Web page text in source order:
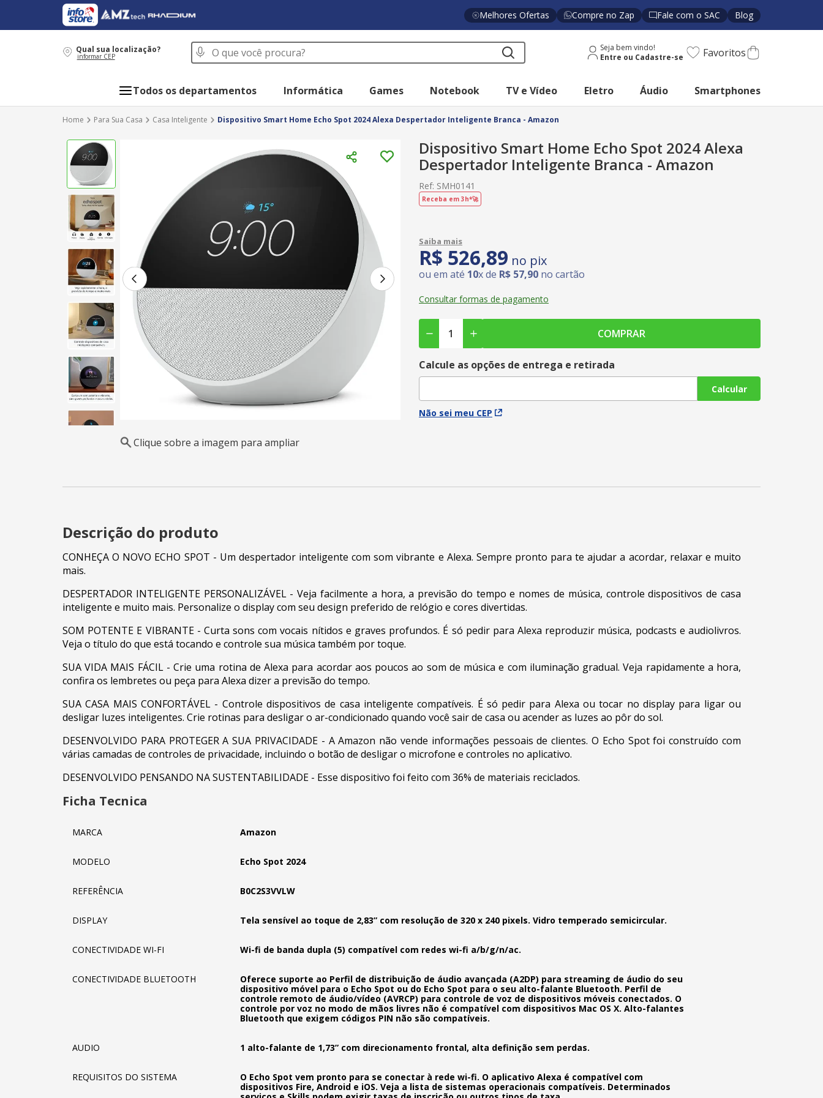
Melhores Ofertas Compre no Zap Fale com o SAC Blog
Qual sua localização?
informar CEP
O que você procura? Seja bem vindo! Favoritos
Todos os departamentos Informática Games Notebook TV e Vídeo Eletro Áudio Smartphones
Para Sua Casa Casa Inteligente Dispositivo Smart Home Echo Spot 2024 Alexa Despertador Inteligente Branca - Amazon
Clique sobre a imagem para ampliar
Dispositivo Smart Home Echo Spot 2024 Alexa
Despertador Inteligente Branca - Amazon
Ref: SMH0141
Receba em 3h*🚀
R$ 526,89 no pix
ou em até 10x de R$ 57,90 no cartão
Consultar formas de pagamento
COMPRAR
Calcule as opções de entrega e retirada
Calcular
Não sei meu CEP
Descrição do produto
CONHEÇA O NOVO ECHO SPOT - Um despertador inteligente com som vibrante e Alexa. Sempre pronto para te ajudar a acordar, relaxar e muito
mais.
DESPERTADOR INTELIGENTE PERSONALIZÁVEL - Veja facilmente a hora, a previsão do tempo e nomes de música, controle dispositivos de casa
inteligente e muito mais. Personalize o display com seu design preferido de relógio e cores divertidas.
SOM POTENTE E VIBRANTE - Curta sons com vocais nítidos e graves profundos. É só pedir para Alexa reproduzir música, podcasts e audiolivros.
Veja o título do que está tocando e controle sua música também por toque.
SUA VIDA MAIS FÁCIL - Crie uma rotina de Alexa para acordar aos poucos ao som de música e com iluminação gradual. Veja rapidamente a hora,
confira os lembretes ou peça para Alexa dizer a previsão do tempo.
SUA CASA MAIS CONFORTÁVEL - Controle dispositivos de casa inteligente compatíveis. É só pedir para Alexa ou tocar no display para ligar ou
desligar luzes inteligentes. Crie rotinas para desligar o ar-condicionado quando você sair de casa ou acender as luzes ao pôr do sol.
DESENVOLVIDO PARA PROTEGER A SUA PRIVACIDADE - A Amazon não vende informações pessoais de clientes. O Echo Spot foi construído com
várias camadas de controles de privacidade, incluindo o botão de desligar o microfone e controles no aplicativo.
DESENVOLVIDO PENSANDO NA SUSTENTABILIDADE - Esse dispositivo foi feito com 36% de materiais reciclados.
Ficha Tecnica
MARCA Amazon
MODELO Echo Spot 2024
REFERÊNCIA B0C2S3VVLW
DISPLAY Tela sensível ao toque de 2,83” com resolução de 320 x 240 pixels. Vidro temperado semicircular.
CONECTIVIDADE WI-FI Wi-fi de banda dupla (5) compatível com redes wi-fi a/b/g/n/ac.
CONECTIVIDADE BLUETOOTH
Oferece suporte ao Perfil de distribuição de áudio avançada (A2DP) para streaming de áudio do seu
dispositivo móvel para o Echo Spot ou do Echo Spot para o seu alto-falante Bluetooth. Perfil de
controle remoto de áudio/vídeo (AVRCP) para controle de voz de dispositivos móveis conectados. O
controle por voz no modo de mãos livres não é compatível com dispositivos Mac OS X. Alto-falantes
Bluetooth que exigem códigos PIN não são compatíveis.
AUDIO 1 alto-falante de 1,73” com direcionamento frontal, alta definição sem perdas.
REQUISITOS DO SISTEMA
O Echo Spot vem pronto para se conectar à rede wi-fi. O aplicativo Alexa é compatível com
dispositivos Fire, Android e iOS. Veja a lista de sistemas operacionais compatíveis. Determinados